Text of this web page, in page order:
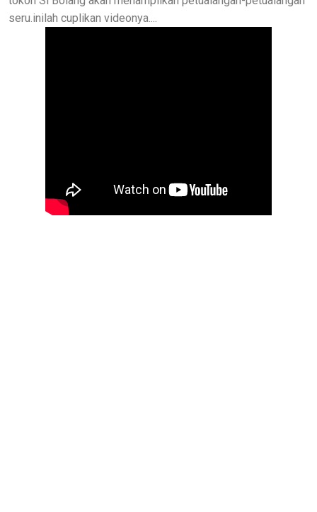
seru.inilah cuplikan videonya....